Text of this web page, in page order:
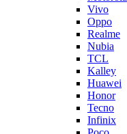
Vivo
Oppo
Realme
Nubia
TCL
Kalley
Huawei
Honor
Tecno
Infinix